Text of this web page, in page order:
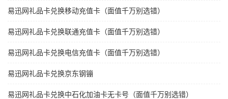
易迅网礼品卡兑换移动充值卡（面值千万别选错）
易迅网礼品卡兑换联通充值卡（面值千万别选错）
易迅网礼品卡兑换电信充值卡（面值千万别选错）
易迅网礼品卡兑换京东钢镚
易迅网礼品卡兑换中石化加油卡无卡号（面值千万别选错）